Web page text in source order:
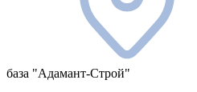
база "Адамант-Строй"